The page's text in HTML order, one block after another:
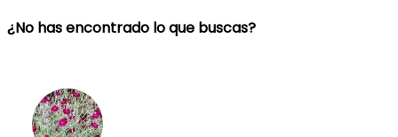
¿No has encontrado lo que buscas?